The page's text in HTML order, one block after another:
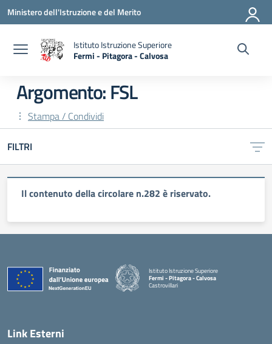
Vai ai contenuti
Vai al menu di navigazione
Vai al footer
Ministero dell'Istruzione e del Merito
Istituto Istruzione Superiore
Fermi - Pitagora - Calvosa
— Visita la pagina iniziale della scuola
Argomento: FSL
Stampa / Condividi
FILTRI
Il contenuto della circolare n.282 è riservato.
Istituto Istruzione Superiore
Fermi - Pitagora - Calvosa
Castrovillari
Link Esterni